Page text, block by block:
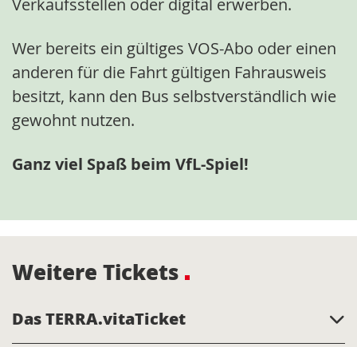
Verkaufsstellen oder digital erwerben.
Wer bereits ein gültiges VOS-Abo oder einen
anderen für die Fahrt gültigen Fahrausweis
besitzt, kann den Bus selbstverständlich wie
gewohnt nutzen.
Ganz viel Spaß beim VfL-Spiel!
Weitere Tickets
Das TERRA.vitaTicket